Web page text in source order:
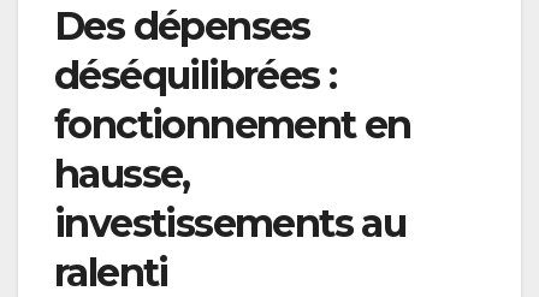
Des dépenses
déséquilibrées :
fonctionnement en
hausse,
investissements au
ralenti